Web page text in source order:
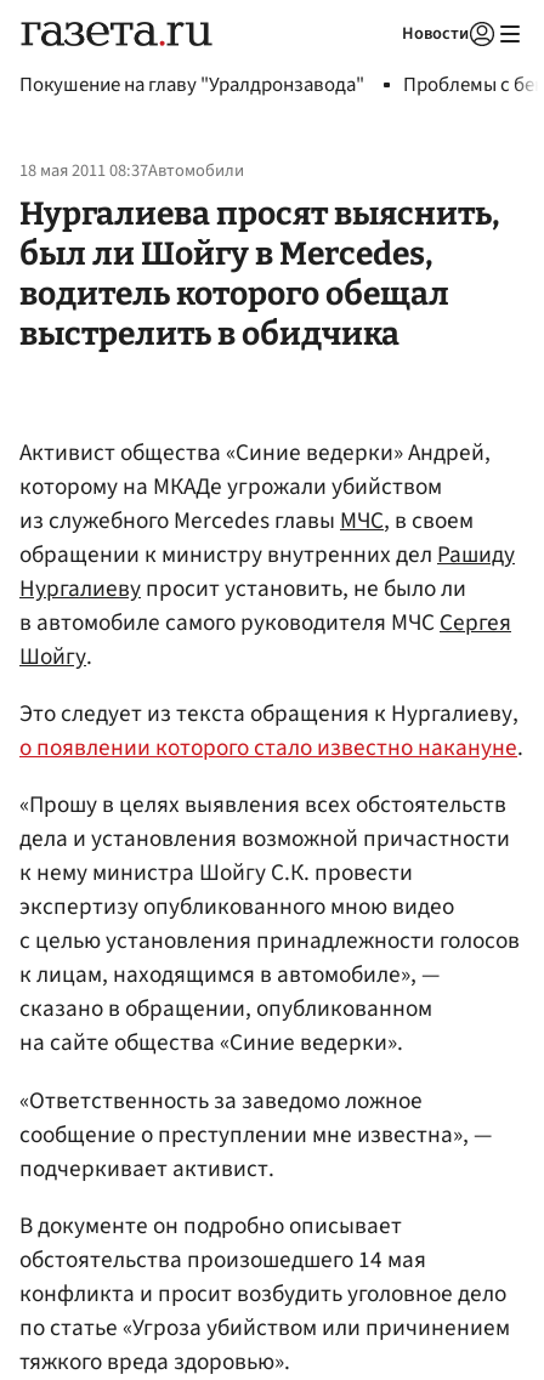
Новости
Покушение на главу "Уралдронзавода" Проблемы с
18 мая 2011 08:37Автомобили
Нургалиева просят выяснить,
был ли Шойгу в Mercedes,
водитель которого обещал
выстрелить в обидчика
Активист общества «Синие ведерки» Андрей,
которому на МКАДе угрожали убийством
из служебного Mercedes главыМЧС, в своем
обращении к министру внутренних делРашиду
Нургалиевупросит установить, не было ли
в автомобиле самого руководителя МЧССергея
Шойгу.
Это следует из текста обращения к Нургалиеву,
о появлении которого стало известно накануне.
«Прошу в целях выявления всех обстоятельств
дела и установления возможной причастности
к нему министра Шойгу С.К. провести
экспертизу опубликованного мною видео
с целью установления принадлежности голосов
к лицам, находящимся в автомобиле», —
сказано в обращении, опубликованном
на сайте общества «Синие ведерки».
«Ответственность за заведомо ложное
сообщение о преступлении мне известна», —
подчеркивает активист.
В документе он подробно описывает
обстоятельства произошедшего 14 мая
конфликта и просит возбудить уголовное дело
по статье «Угроза убийством или причинением
тяжкого вреда здоровью».